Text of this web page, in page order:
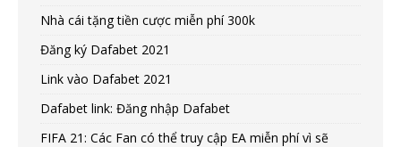
Nhà cái tặng tiền cược miễn phí 300k
Đăng ký Dafabet 2021
Link vào Dafabet 2021
Dafabet link: Đăng nhập Dafabet
FIFA 21: Các Fan có thể truy cập EA miễn phí vì sẽ